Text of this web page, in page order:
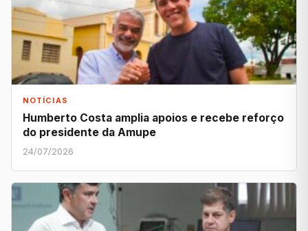
NOTÍCIAS
Humberto Costa amplia apoios e recebe reforço
do presidente da Amupe
24/07/2026